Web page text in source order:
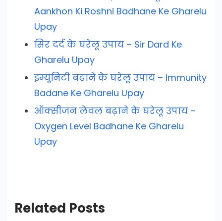
Aankhon Ki Roshni Badhane Ke Gharelu
Upay
सिर दर्द के घरेलू उपाय – Sir Dard Ke
Gharelu Upay
इम्यूनिटी बढ़ाने के घरेलू उपाय – Immunity
Badane Ke Gharelu Upay
ऑक्सीजन लेवल बढ़ाने के घरेलू उपाय –
Oxygen Level Badhane Ke Gharelu
Upay
Related Posts